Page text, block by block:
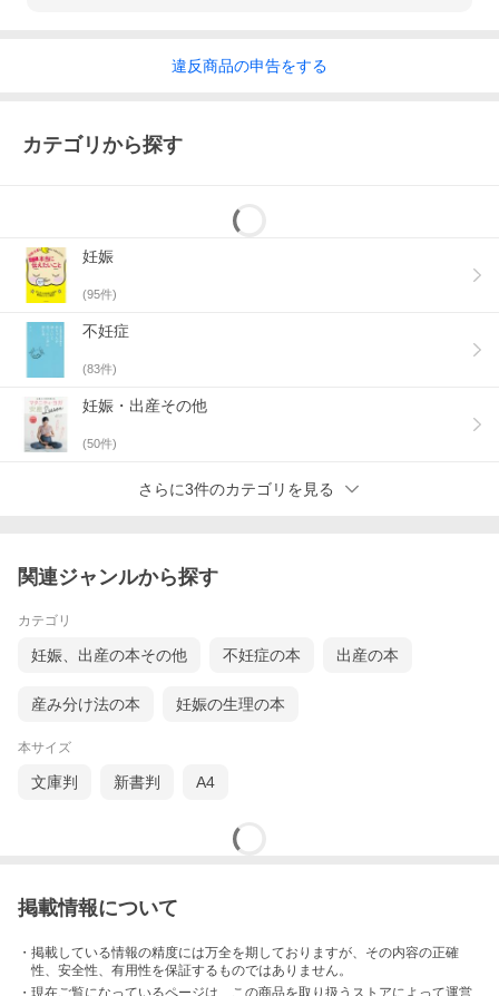
違反商品の申告をする
カテゴリから探す
妊娠
(95件)
不妊症
(83件)
妊娠・出産その他
(50件)
さらに3件のカテゴリを見る
関連ジャンルから探す
カテゴリ
妊娠、出産の本その他 不妊症の本 出産の本
産み分け法の本 妊娠の生理の本
本サイズ
文庫判 新書判 A4
掲載情報について
・掲載している情報の精度には万全を期しておりますが、その内容の正確
性、安全性、有用性を保証するものではありません。